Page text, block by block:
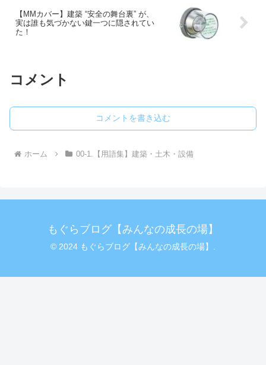
【MMカバー】建築 “安全の舞台裏” が、
実は誰も気づかない鍵一つに隠されてい
た！
コメント
コメントを書き込む
ホーム 00-1.【用語集】建築・土木・設備
もぐらブログ【みんなの成長の場】
© 2024 もぐらブログ【みんなの成長の場】.